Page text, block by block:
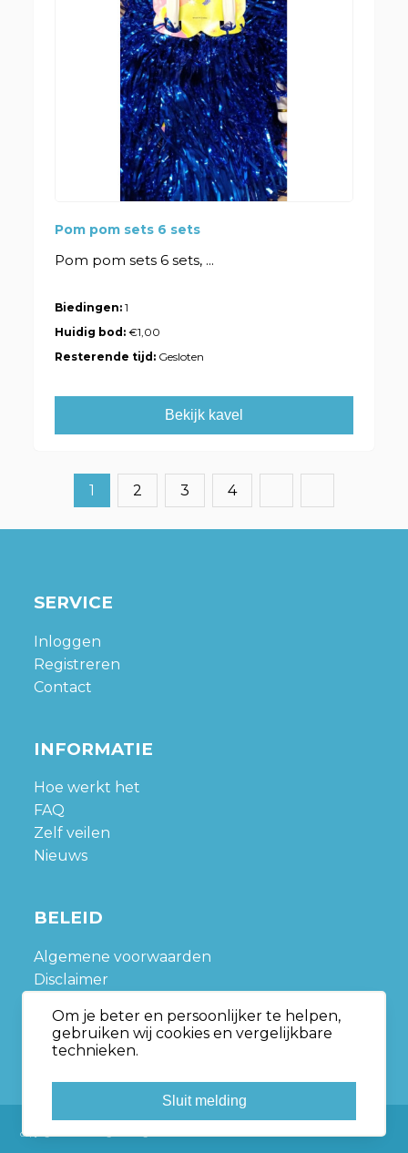
Om je beter en persoonlijker te helpen,
gebruiken wij cookies en vergelijkbare
technieken.
Sluit melding
Pom pom sets 6 sets
Pom pom sets 6 sets, ...
Biedingen: 1
Huidig bod:€1,00
Resterende tijd: Gesloten
Bekijk kavel
1 2 3 4
SERVICE
Inloggen
Registreren
Contact
INFORMATIE
Hoe werkt het
FAQ
Zelf veilen
Nieuws
BELEID
Algemene voorwaarden
Disclaimer
Sitemap
Copyright © Nedveiling.nl All rights reserved.